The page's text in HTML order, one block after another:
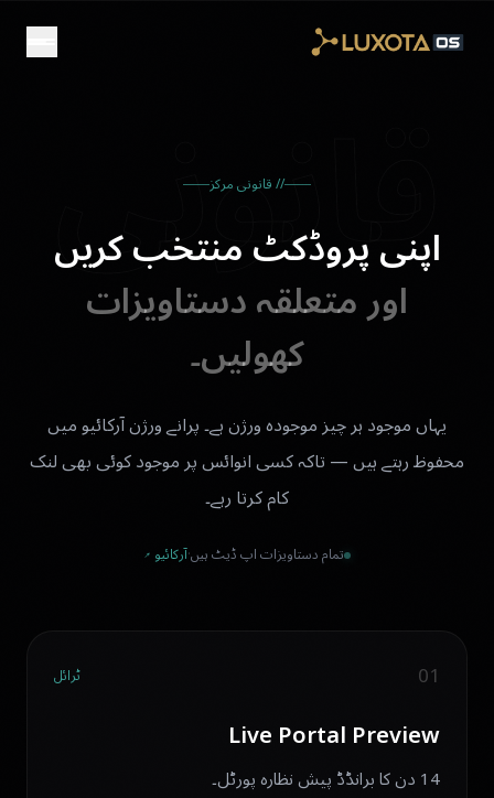
قانونی
// قانونی مرکز
اپنی پروڈکٹ منتخب کریں
اور متعلقہ دستاویزات
کھولیں۔
یہاں موجود ہر چیز موجودہ ورژن ہے۔ پرانے ورژن آرکائیو میں
محفوظ رہتے ہیں — تاکہ کسی انوائس پر موجود کوئی بھی لنک
کام کرتا رہے۔
تمام دستاویزات اپ ڈیٹ ہیں·آرکائیو ↗
01 ٹرائل
Live Portal Preview
14 دن کا برانڈڈ پیش نظارہ پورٹل۔